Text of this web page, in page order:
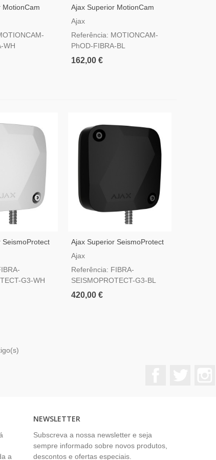
MotionCam
Branco —
Por
WH
Ajax Superior MotionCam
(PhOD) Fibra Preto —
Fios Com Fotoverificação Por
Pedido
Ajax
Referência: MOTIONCAM-
PhOD-FIBRA-BL
162,00 €
SeismoProtect
— Detetor
G3-WH
Ajax Superior SeismoProtect
G3 Fibra Preto — Detetor
Ajax
Referência: FIBRA-
SEISMOPROTECT-G3-BL
420,00 €
a
NEWSLETTER
Subscreva a nossa newsletter e seja
sempre informado sobre novos produtos,
descontos e ofertas especiais.